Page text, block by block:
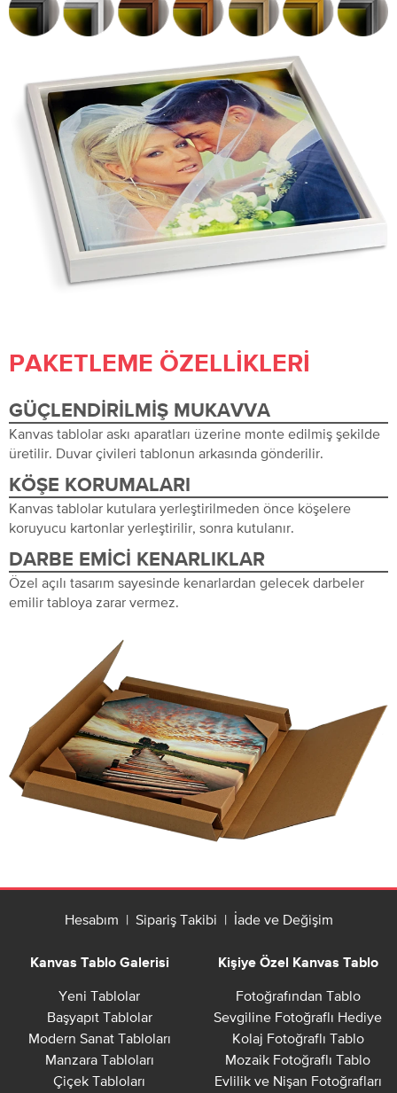
PAKETLEME ÖZELLIKLERI
GÜÇLENDIRILMIŞ MUKAVVA
Kanvas tablolar askı aparatları üzerine monte edilmiş şekilde
üretilir. Duvar çivileri tablonun arkasında gönderilir.
KÖŞE KORUMALARI
Kanvas tablolar kutulara yerleştirilmeden önce köşelere
koruyucu kartonlar yerleştirilir, sonra kutulanır.
DARBE EMICI KENARLIKLAR
Özel açılı tasarım sayesinde kenarlardan gelecek darbeler
emilir tabloya zarar vermez.
Hesabım | Sipariş Takibi | İade ve Değişim
Kanvas Tablo Galerisi
Yeni Tablolar
Başyapıt Tablolar
Modern Sanat Tabloları
Manzara Tabloları
Çiçek Tabloları
Kişiye Özel Kanvas Tablo
Fotoğrafından Tablo
Sevgiline Fotoğraflı Hediye
Kolaj Fotoğraflı Tablo
Mozaik Fotoğraflı Tablo
Evlilik ve Nişan Fotoğrafları